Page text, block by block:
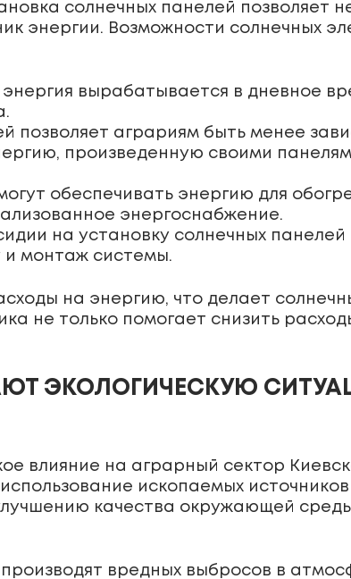
солнечных панелей позволяет
энергии. Возможности солнечных
вырабатывается в дневное
позволяет аграриям быть менее
произведенную своими
обеспечивать энергию для
энергоснабжение.
на установку солнечных
и монтаж системы.
на энергию, что делает
не только помогает снизить
ЭКОЛОГИЧЕСКУЮ
влияние на аграрный сектор
ископаемых
качества окружающей
вредных выбросов в